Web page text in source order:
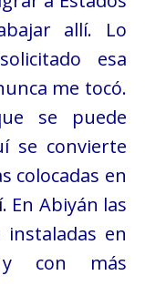
allí. Lo
esa
me tocó.
se puede
se convierte
colocadas en
En Abiyán las
en
con más